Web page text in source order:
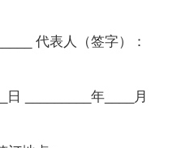
代表人（签字）：
日 _________年____月